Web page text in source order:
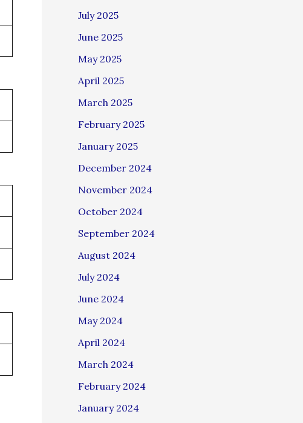
July 2025
June 2025
May 2025
April 2025
March 2025
February 2025
January 2025
December 2024
November 2024
October 2024
September 2024
August 2024
July 2024
June 2024
May 2024
April 2024
March 2024
February 2024
January 2024